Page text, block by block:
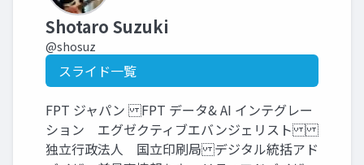
Shotaro Suzuki
@shosuz
スライド一覧
FPT ジャパン FPT データ& AI インテグレー
ション エグゼクティブエバンジェリスト
独立行政法人 国立印刷局 デジタル統括アド